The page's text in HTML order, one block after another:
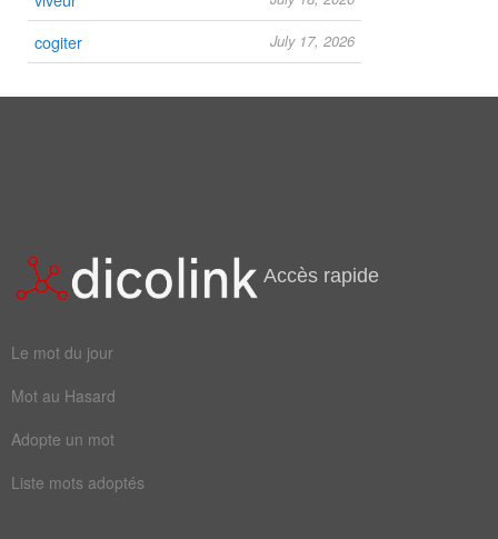
cogiter July 17, 2026
Accès rapide
Le mot du jour
Mot au Hasard
Adopte un mot
Liste mots adoptés